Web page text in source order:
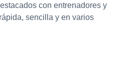
con entrenadores y
sencilla y en varios